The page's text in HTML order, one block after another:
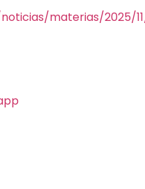
materias/2025/